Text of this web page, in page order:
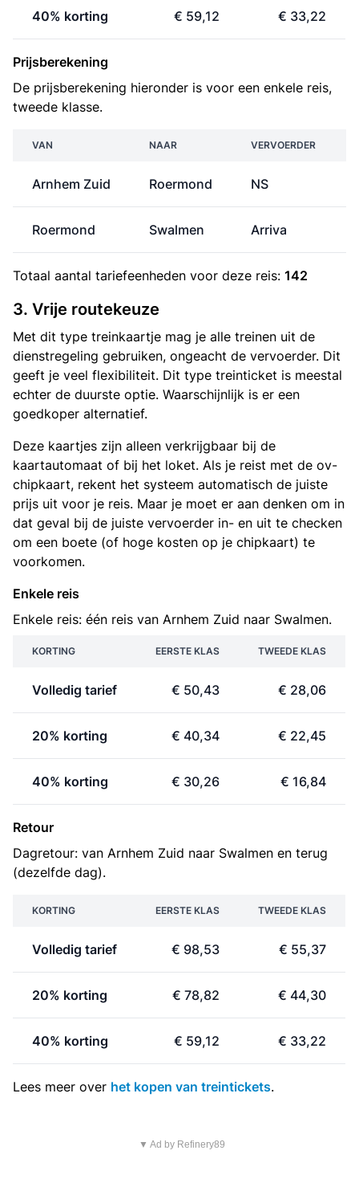
40% korting € 59,12 € 33,22
Prijsberekening
De prijsberekening hieronder is voor een enkele reis,
tweede klasse.
VAN NAAR VERVOERDER
Arnhem Zuid Roermond NS
Roermond Swalmen Arriva
Totaal aantal tariefeenheden voor deze reis: 142
3. Vrije routekeuze
Met dit type treinkaartje mag je alle treinen uit de
dienstregeling gebruiken, ongeacht de vervoerder. Dit
geeft je veel flexibiliteit. Dit type treinticket is meestal
echter de duurste optie. Waarschijnlijk is er een
goedkoper alternatief.
Deze kaartjes zijn alleen verkrijgbaar bij de
kaartautomaat of bij het loket. Als je reist met de ov-
chipkaart, rekent het systeem automatisch de juiste
prijs uit voor je reis. Maar je moet er aan denken om in
dat geval bij de juiste vervoerder in- en uit te checken
om een boete (of hoge kosten op je chipkaart) te
voorkomen.
Enkele reis
Enkele reis: één reis van Arnhem Zuid naar Swalmen.
KORTING EERSTE KLAS TWEEDE KLAS
Volledig tarief € 50,43 € 28,06
20% korting € 40,34 € 22,45
40% korting € 30,26 € 16,84
Retour
Dagretour: van Arnhem Zuid naar Swalmen en terug
(dezelfde dag).
KORTING EERSTE KLAS TWEEDE KLAS
Volledig tarief € 98,53 € 55,37
20% korting € 78,82 € 44,30
40% korting € 59,12 € 33,22
Lees meer over het kopen van treintickets.
▼ Ad by Refinery89